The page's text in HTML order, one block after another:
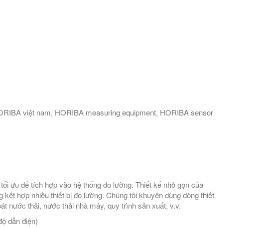
việt nam, HORIBA measuring equipment, HORIBA sensor
ưu để tích hợp vào hệ thống đo lường. Thiết kế nhỏ gọn của
hợp nhiều thiết bị đo lường. Chúng tôi khuyên dùng dòng thiết
nước thải, nước thải nhà máy, quy trình sản xuất, v.v.
dẫn điện)